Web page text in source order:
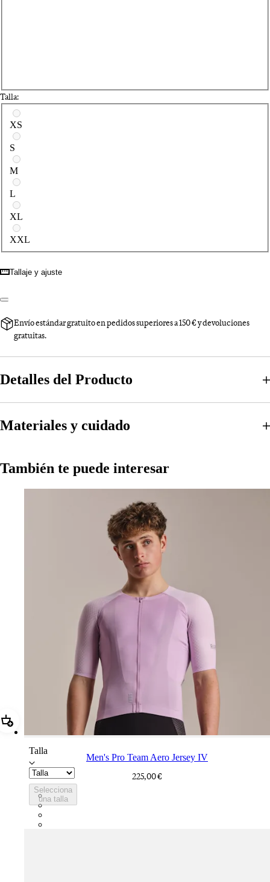
Talla:
Selecciona una talla
XS
S
M
L
XL
XXL
Tallaje y ajuste
Envío estándar gratuito en pedidos superiores a 150 € y devoluciones
gratuitas.
Detalles del Producto
Materiales y cuidado
También te puede interesar
Añadir Men's Pro Team Aero Jersey IV
Talla
Selecciona
una talla
Men's Pro Team Aero Jersey IV
225,00 €
CUL01XXQUS
CUL01XXSWT